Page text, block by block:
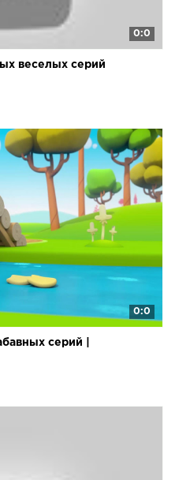
0:0
веселых серий
0:0
серий |